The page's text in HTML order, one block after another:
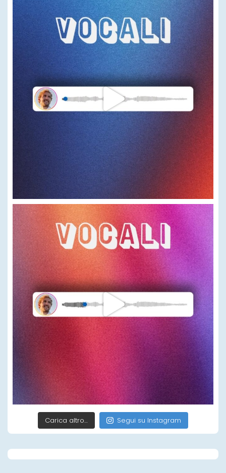
Carica altro… Segui su Instagram